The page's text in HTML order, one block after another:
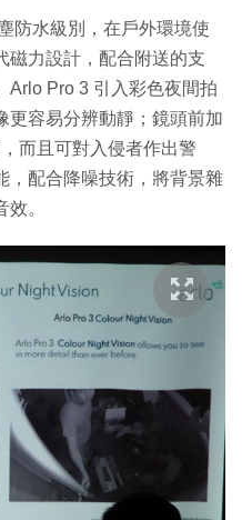
防水級別，在戶外環境使
磁力設計，配合附送的支
Arlo Pro 3 引入彩色夜間拍
更容易分辨動靜；鏡頭前加
而且可對入侵者作出警
，配合降噪技術，將背景雜
。